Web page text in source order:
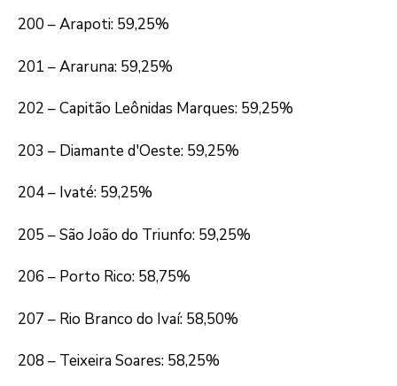
200 – Arapoti: 59,25%
201 – Araruna: 59,25%
202 – Capitão Leônidas Marques: 59,25%
203 – Diamante d'Oeste: 59,25%
204 – Ivaté: 59,25%
205 – São João do Triunfo: 59,25%
206 – Porto Rico: 58,75%
207 – Rio Branco do Ivaí: 58,50%
208 – Teixeira Soares: 58,25%